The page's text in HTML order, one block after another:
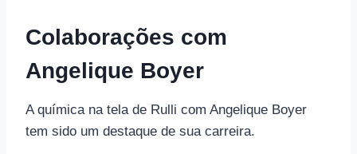
Colaborações com
Angelique Boyer
A química na tela de Rulli com Angelique Boyer
tem sido um destaque de sua carreira.